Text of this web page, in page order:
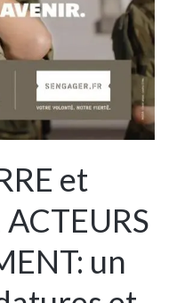
et
ACTEURS
un